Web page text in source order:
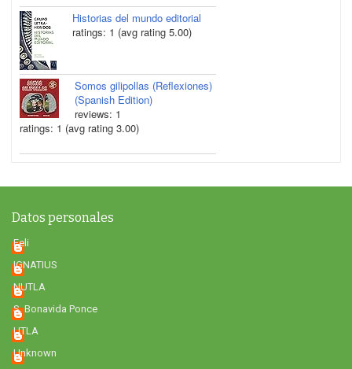
Historias del mundo editorial
ratings: 1 (avg rating 5.00)
Somos gilipollas (Reflexiones)
(Spanish Edition)
reviews: 1
ratings: 1 (avg rating 3.00)
Datos personales
Feli
IGNATIUS
NUTLA
S. Bonavida Ponce
UTLA
Unknown